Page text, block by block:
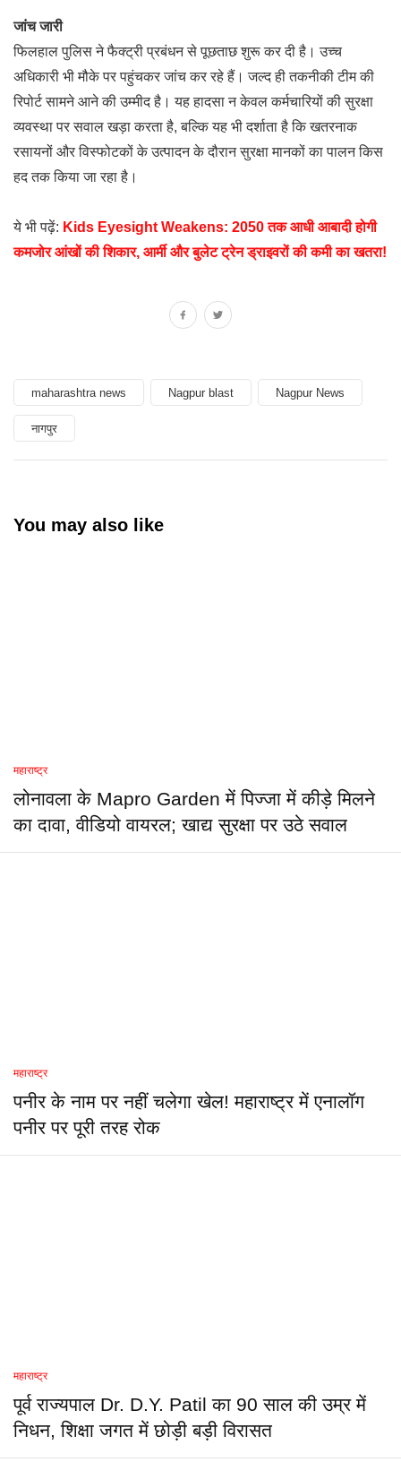
जांच जारी
फिलहाल पुलिस ने फैक्ट्री प्रबंधन से पूछताछ शुरू कर दी है। उच्च
अधिकारी भी मौके पर पहुंचकर जांच कर रहे हैं। जल्द ही तकनीकी टीम की
रिपोर्ट सामने आने की उम्मीद है। यह हादसा न केवल कर्मचारियों की सुरक्षा
व्यवस्था पर सवाल खड़ा करता है, बल्कि यह भी दर्शाता है कि खतरनाक
रसायनों और विस्फोटकों के उत्पादन के दौरान सुरक्षा मानकों का पालन किस
हद तक किया जा रहा है।
ये भी पढ़ें: Kids Eyesight Weakens: 2050 तक आधी आबादी होगी
कमजोर आंखों की शिकार, आर्मी और बुलेट ट्रेन ड्राइवरों की कमी का खतरा!
maharashtra news Nagpur blast Nagpur News
नागपुर
You may also like
महाराष्ट्र
लोनावला के Mapro Garden में पिज्जा में कीड़े मिलने
का दावा, वीडियो वायरल; खाद्य सुरक्षा पर उठे सवाल
महाराष्ट्र
पनीर के नाम पर नहीं चलेगा खेल! महाराष्ट्र में एनालॉग
पनीर पर पूरी तरह रोक
महाराष्ट्र
पूर्व राज्यपाल Dr. D.Y. Patil का 90 साल की उम्र में
निधन, शिक्षा जगत में छोड़ी बड़ी विरासत